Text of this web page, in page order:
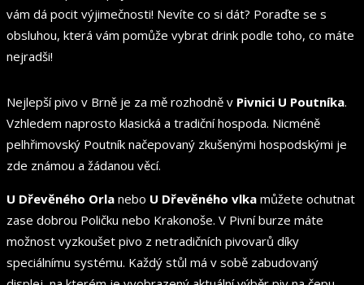
vám dá pocit výjimečnosti! Nevíte co si dát? Poraďte se s
obsluhou, která vám pomůže vybrat drink podle toho, co máte
nejradši!
Nejlepší pivo v Brně je za mě rozhodně v Pivnici U Poutníka.
Vzhledem naprosto klasická a tradiční hospoda. Nicméně
pelhřimovský Poutník načepovaný zkušenými hospodskými je
zde známou a žádanou věcí.
U Dřevěného Orla nebo U Dřevěného vlka můžete ochutnat
zase dobrou Poličku nebo Krakonoše. V Pivní burze máte
možnost vyzkoušet pivo z netradičních pivovarů díky
speciálnímu systému. Každý stůl má v sobě zabudovaný